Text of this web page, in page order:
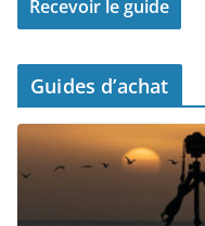
Guides d’achat